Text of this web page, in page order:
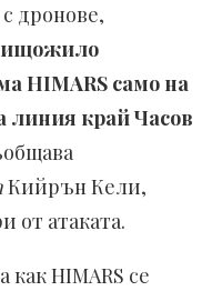
дронове,
HIMARS само на
линия край Часов
Кийрън Кели,
от атаката.
HIMARS се